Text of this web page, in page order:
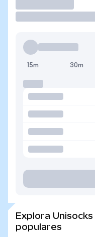
15m 30m
Explora
populares